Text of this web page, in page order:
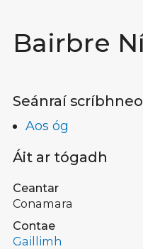
Bairbre
Seánraí
Aos óg
Áit ar tógadh
Ceantar
Conamara
Contae
Gaillimh